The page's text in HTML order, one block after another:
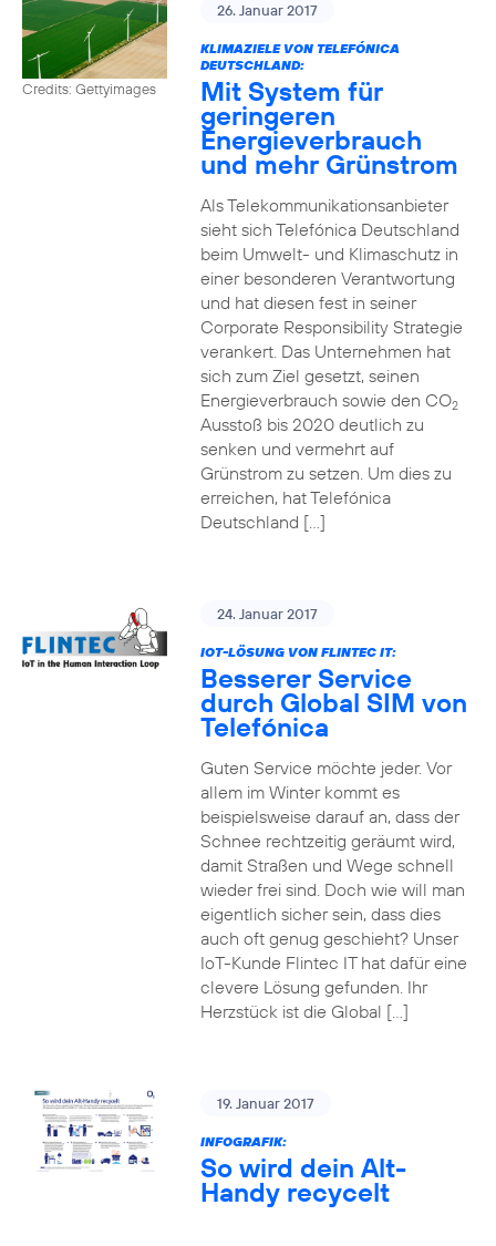
Credits: Gettyimages
26. Januar 2017
KLIMAZIELE VON TELEFÓNICA
DEUTSCHLAND:
Mit System für
geringeren
Energieverbrauch
und mehr Grünstrom
Als Telekommunikationsanbieter
sieht sich Telefónica Deutschland
beim Umwelt- und Klimaschutz in
einer besonderen Verantwortung
und hat diesen fest in seiner
Corporate Responsibility Strategie
verankert. Das Unternehmen hat
sich zum Ziel gesetzt, seinen
Energieverbrauch sowie den CO2
Ausstoß bis 2020 deutlich zu
senken und vermehrt auf
Grünstrom zu setzen. Um dies zu
erreichen, hat Telefónica
Deutschland […]
24. Januar 2017
IOT-LÖSUNG VON FLINTEC IT:
Besserer Service
durch Global SIM von
Telefónica
Guten Service möchte jeder. Vor
allem im Winter kommt es
beispielsweise darauf an, dass der
Schnee rechtzeitig geräumt wird,
damit Straßen und Wege schnell
wieder frei sind. Doch wie will man
eigentlich sicher sein, dass dies
auch oft genug geschieht? Unser
IoT-Kunde Flintec IT hat dafür eine
clevere Lösung gefunden. Ihr
Herzstück ist die Global […]
19. Januar 2017
INFOGRAFIK:
So wird dein Alt-
Handy recycelt